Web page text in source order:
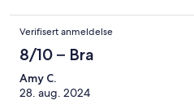
Verifisert anmeldelse
8/10 – Bra
Amy C.
28. aug. 2024